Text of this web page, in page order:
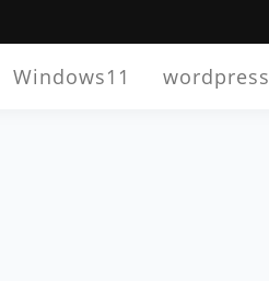
Windows11 wordpress